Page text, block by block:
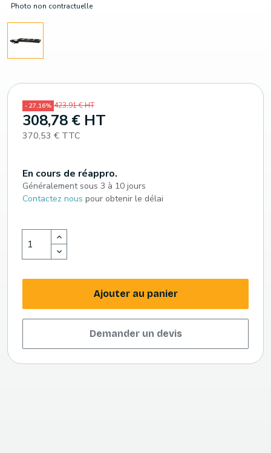
Photo non contractuelle
- 27,16% 423,91 € HT
308,78 € HT
370,53 € TTC
En cours de réappro.
Généralement sous 3 à 10 jours
Contactez nous pour obtenir le délai
Ajouter au panier
Demander un devis